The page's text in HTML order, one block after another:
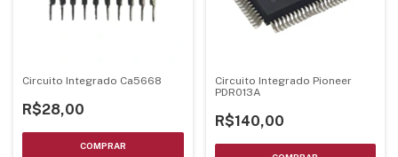
Circuito Integrado Ca5668
R$28,00
Circuito Integrado Pioneer
PDR013A
R$140,00